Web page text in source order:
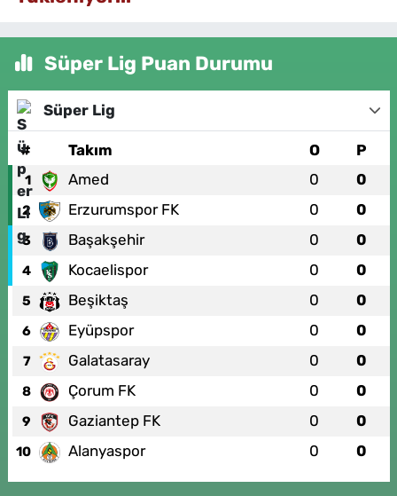
Süper Lig Puan Durumu
Süper Lig
# Takım O P
1 Amed 0 0
2 Erzurumspor FK 0 0
3 Başakşehir 0 0
4 Kocaelispor 0 0
5 Beşiktaş 0 0
6 Eyüpspor 0 0
7 Galatasaray 0 0
8 Çorum FK 0 0
9 Gaziantep FK 0 0
10 Alanyaspor 0 0